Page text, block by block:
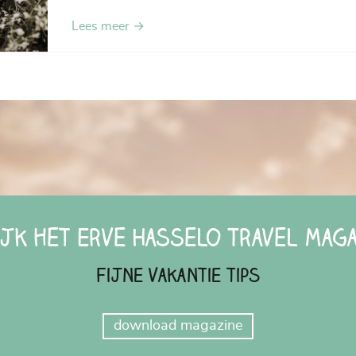
Lees meer →
het Erve Hasselo Travel
Fijne vakantie tips
download magazine